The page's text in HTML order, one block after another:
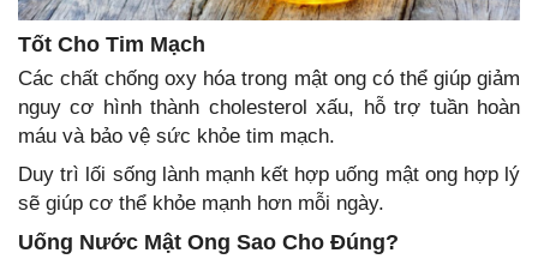
Tốt Cho Tim Mạch
Các chất chống oxy hóa trong mật ong có thể giúp giảm
nguy cơ hình thành cholesterol xấu, hỗ trợ tuần hoàn
máu và bảo vệ sức khỏe tim mạch.
Duy trì lối sống lành mạnh kết hợp uống mật ong hợp lý
sẽ giúp cơ thể khỏe mạnh hơn mỗi ngày.
Uống Nước Mật Ong Sao Cho Đúng?